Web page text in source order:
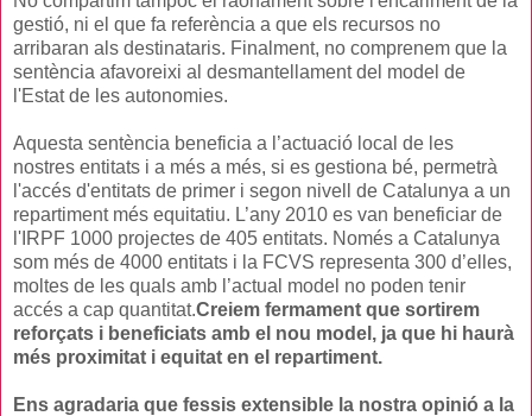
gestió, ni el que fa referència a que els recursos no
arribaran als destinataris. Finalment, no comprenem que la
sentència afavoreixi al desmantellament del model de
l'Estat de les autonomies.
Aquesta sentència beneficia a l’actuació local de les
nostres entitats i a més a més, si es gestiona bé, permetrà
l'accés d'entitats de primer i segon nivell de Catalunya a un
repartiment més equitatiu. L’any 2010 es van beneficiar de
l'IRPF 1000 projectes de 405 entitats. Només a Catalunya
som més de 4000 entitats i la FCVS representa 300 d’elles,
moltes de les quals amb l’actual model no poden tenir
accés a cap quantitat.Creiem fermament que sortirem
reforçats i beneficiats amb el nou model, ja que hi haurà
més proximitat i equitat en el repartiment.
Ens agradaria que fessis extensible la nostra opinió a la